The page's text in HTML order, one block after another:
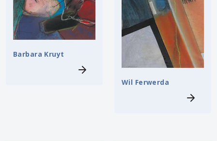
Barbara Kruyt
Wil Ferwerda